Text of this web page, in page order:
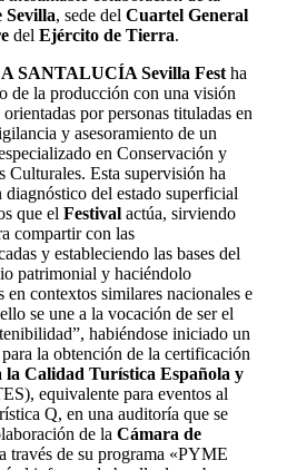
Sevilla, sede del Cuartel General
del Ejército de Tierra.
SANTALUCÍA Sevilla Fest ha
de la producción con una visión
por personas tituladas en
y asesoramiento de un
en Conservación y
Culturales. Esta supervisión ha
del estado superficial
que el Festival actúa, sirviendo
compartir con las
y estableciendo las bases del
patrimonial y haciéndolo
en contextos similares nacionales e
se une a la vocación de ser el
habiéndose iniciado un
la obtención de la certificación
Calidad Turística Española y
equivalente para eventos al
Q, en una auditoría que se
de la Cámara de
través de su programa «PYME